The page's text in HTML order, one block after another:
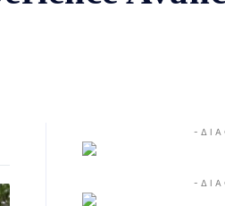
- Δ Ι Α
- Δ Ι Α